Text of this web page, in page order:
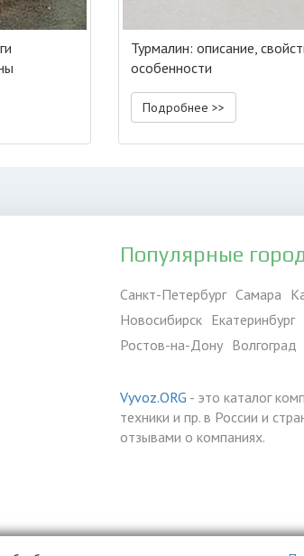
Турмалин: описание,
особенности
Подробнее >>
Популярные
Санкт-Петербург Самара
Новосибирск Екатеринбург
Ростов-на-Дону Волгоград
Vyvoz.ORG - это каталог
техники и пр. в России и
отзывами о компаниях.